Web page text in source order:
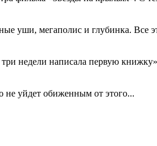
уши, мегаполис и глубинка. Все
недели написала первую
не уйдет обиженным от этого...